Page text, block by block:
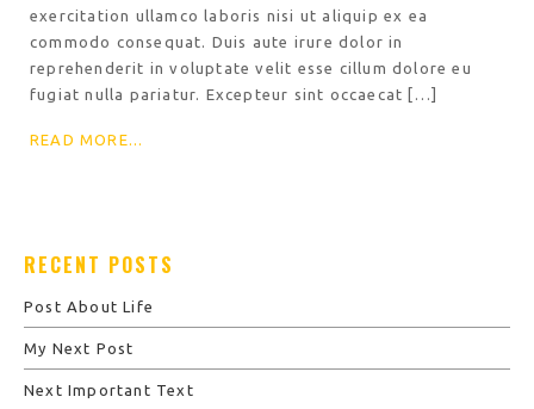
exercitation ullamco laboris nisi ut aliquip ex ea
commodo consequat. Duis aute irure dolor in
reprehenderit in voluptate velit esse cillum dolore eu
fugiat nulla pariatur. Excepteur sint occaecat […]
READ MORE...
RECENT POSTS
Post About Life
My Next Post
Next Important Text